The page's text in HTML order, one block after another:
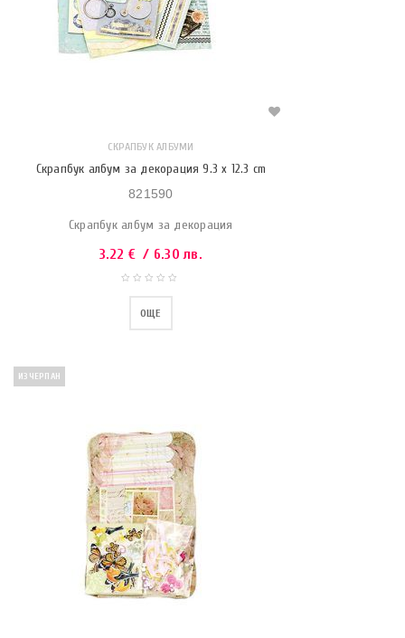
СКРАПБУК АЛБУМИ
Скрапбук албум за декорация 9.3 x 12.3 cm
821590
Скрапбук албум за декорация
3.22 € / 6.30 лв.
ОЩЕ
ИЗЧЕРПАН